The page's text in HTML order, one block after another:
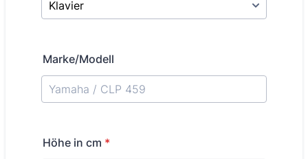
Marke/Modell
Höhe in cm *